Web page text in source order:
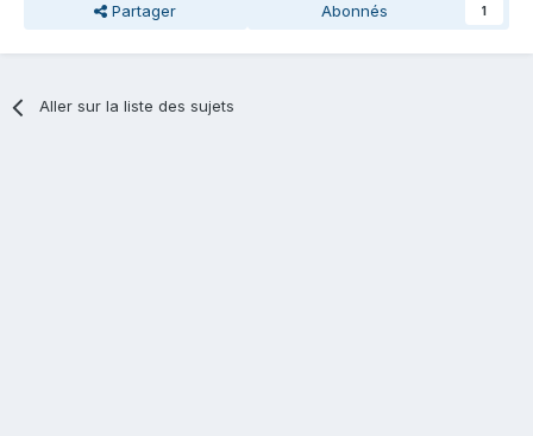
Partager Abonnés 1
Aller sur la liste des sujets